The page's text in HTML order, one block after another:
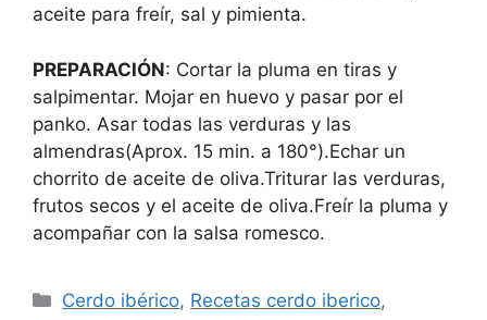
aceite para freír, sal y pimienta.
PREPARACIÓN: Cortar la pluma en tiras y
salpimentar. Mojar en huevo y pasar por el
panko. Asar todas las verduras y las
almendras(Aprox. 15 min. a 180°).Echar un
chorrito de aceite de oliva.Triturar las verduras,
frutos secos y el aceite de oliva.Freír la pluma y
acompañar con la salsa romesco.
Cerdo ibérico, Recetas cerdo iberico,